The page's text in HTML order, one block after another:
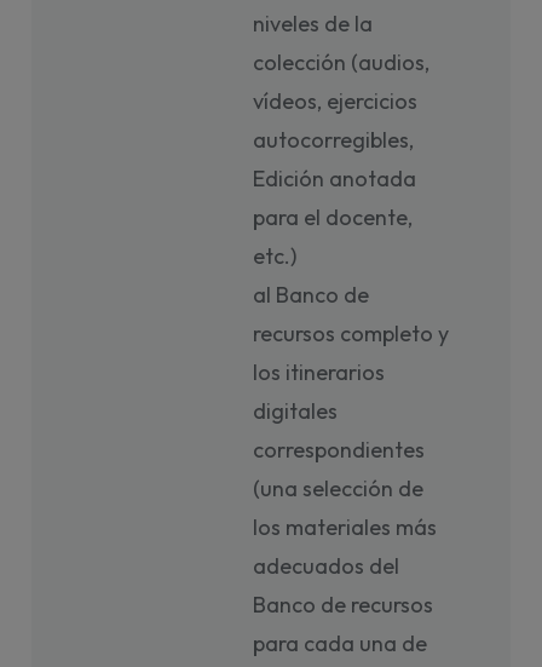
niveles de la
colección (audios,
vídeos, ejercicios
autocorregibles,
Edición anotada
para el docente,
etc.)
al Banco de
recursos completo y
los itinerarios
digitales
correspondientes
(una selección de
los materiales más
adecuados del
Banco de recursos
para cada una de